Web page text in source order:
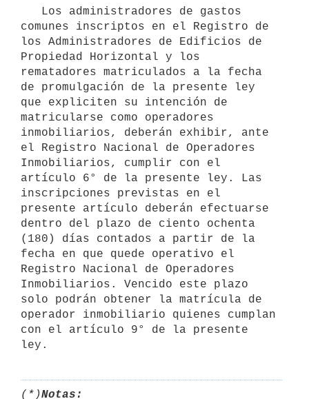
comunes inscriptos en el Registro de
los Administradores de Edificios de
Propiedad Horizontal y los
rematadores matriculados a la fecha
de promulgación de la presente ley
que expliciten su intención de
matricularse como operadores
inmobiliarios, deberán exhibir, ante
el Registro Nacional de Operadores
Inmobiliarios, cumplir con el
artículo 6° de la presente ley. Las
inscripciones previstas en el
presente artículo deberán efectuarse
dentro del plazo de ciento ochenta
(180) días contados a partir de la
fecha en que quede operativo el
Registro Nacional de Operadores
Inmobiliarios. Vencido este plazo
solo podrán obtener la matrícula de
operador inmobiliario quienes cumplan
con el artículo 9° de la presente
(*)Notas: